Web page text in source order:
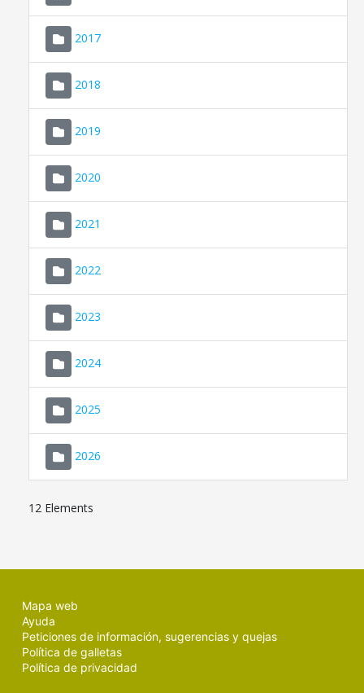
2017
2018
2019
2020
2021
2022
2023
2024
2025
2026
12 Elements
Mapa web
Ayuda
Peticiones de información, sugerencias y quejas
Política de galletas
Política de privacidad